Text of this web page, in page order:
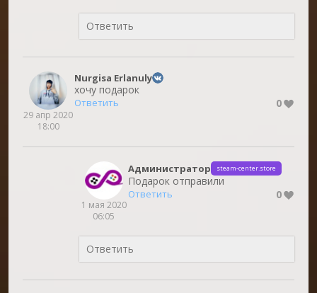
29 апр 2020
18:00
Nurgisa Erlanuly
хочу подарок
Ответить 0
1 мая 2020
06:05
Администратор steam-center.store
Подарок отправили
Ответить 0